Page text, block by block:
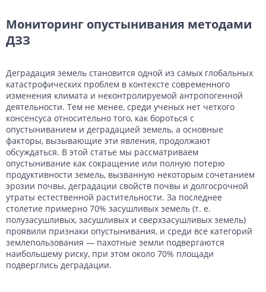
Мониторинг опустынивания методами
ДЗЗ
Деградация земель становится одной из самых глобальных
катастрофических проблем в контексте современного
изменения климата и неконтролируемой антропогенной
деятельности. Тем не менее, среди ученых нет четкого
консенсуса относительно того, как бороться с
опустыниванием и деградацией земель, а основные
факторы, вызывающие эти явления, продолжают
обсуждаться. В этой статье мы рассматриваем
опустынивание как сокращение или полную потерю
продуктивности земель, вызванную некоторым сочетанием
эрозии почвы, деградации свойств почвы и долгосрочной
утраты естественной растительности. За последнее
столетие примерно 70% засушливых земель (т. е.
полузасушливых, засушливых и сверхзасушливых земель)
проявили признаки опустынивания, и среди все категорий
землепользования — пахотные земли подвергаются
наибольшему риску, при этом около 70% площади
подверглись деградации.